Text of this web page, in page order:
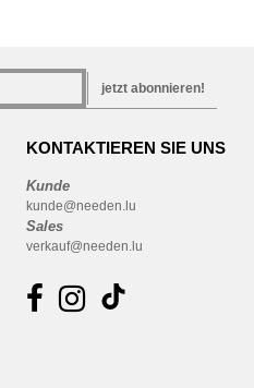
jetzt abonnieren!
KONTAKTIEREN SIE UNS
Kunde
kunde@needen.lu
Sales
verkauf@needen.lu